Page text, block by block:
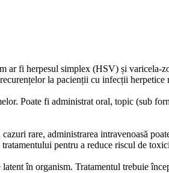
ar fi herpesul simplex (HSV) și varicela-
la pacienții cu infecții herpetice
Poate fi administrat oral, topic (sub
rare, administrarea intravenoasă
pentru a reduce riscul de
în organism. Tratamentul trebuie